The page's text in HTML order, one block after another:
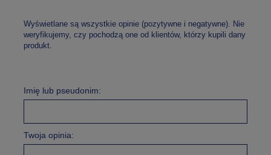
Wyświetlane są wszystkie opinie (pozytywne i negatywne). Nie
weryfikujemy, czy pochodzą one od klientów, którzy kupili dany
produkt.
Imię lub pseudonim:
Twoja opinia: